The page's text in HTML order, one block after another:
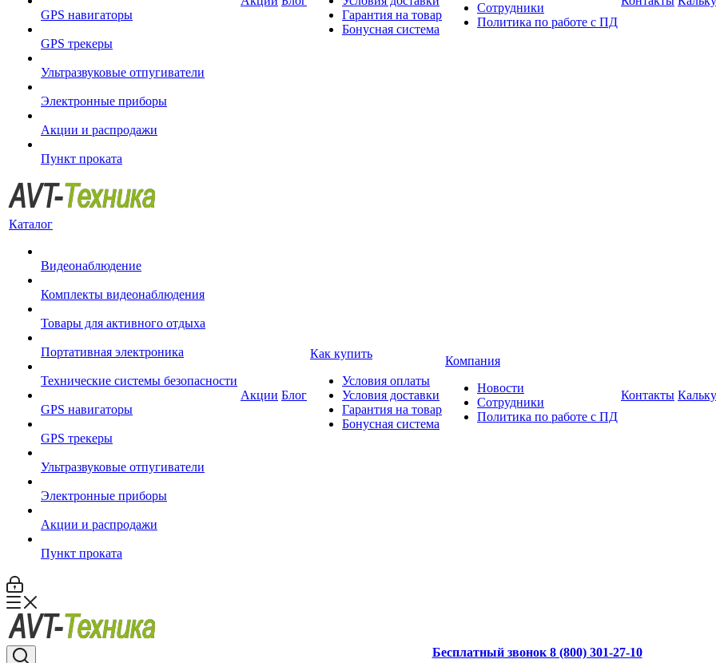
GPS навигаторы
GPS трекеры
Ультразвуковые отпугиватели
Электронные приборы
Акции и распродажи
Пункт проката
Гарантия на товар
Бонусная система
Сотрудники
Политика по работе с ПД
Каталог
Видеонаблюдение
Комплекты видеонаблюдения
Товары для активного отдыха
Портативная электроника
Технические системы безопасности
GPS навигаторы
GPS трекеры
Ультразвуковые отпугиватели
Электронные приборы
Акции и распродажи
Пункт проката
Акции Блог
Как купить
Условия оплаты
Условия доставки
Гарантия на товар
Бонусная система
Компания
Новости
Сотрудники
Политика по работе с ПД
Контакты
Бесплатный звонок 8 (800) 301-27-10